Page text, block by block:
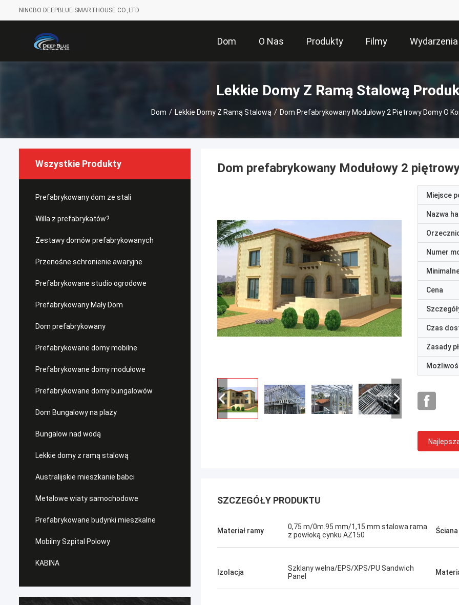
NINGBO DEEPBLUE SMARTHOUSE CO.,LTD
Dom O Nas Produkty Filmy Wydarzenia
Lekkie Domy Z Ramą Stalową
Dom / Lekkie Domy Z Ramą Stalową / Dom Prefabrykowany Modułowy 2 Piętrowy Domy O
Wszystkie Produkty
Prefabrykowany dom ze stali
Willa z prefabrykatów?
Zestawy domów prefabrykowanych
Przenośne schronienie awaryjne
Prefabrykowane studio ogrodowe
Prefabrykowany Mały Dom
Dom prefabrykowany
Prefabrykowane domy mobilne
Prefabrykowane domy modułowe
Prefabrykowane domy bungalowów
Dom Bungalowy na plaży
Bungalow nad wodą
Lekkie domy z ramą stalową
Australijskie mieszkanie babci
Metalowe wiaty samochodowe
Prefabrykowane budynki mieszkalne
Mobilny Szpital Polowy
KABINA
Dom prefabrykowany Modułowy 2
Miejsce
Nazwa
Numer
Cena
Czas
Zasady
SZCZEGÓŁY PRODUKTU
Materiał ramy
0,75 m/0m.95 mm/1,15 mm stalowa rama
z powłoką cynku AZ150
Izolacja
Szklany wełna/EPS/XPS/PU Sandwich
Panel